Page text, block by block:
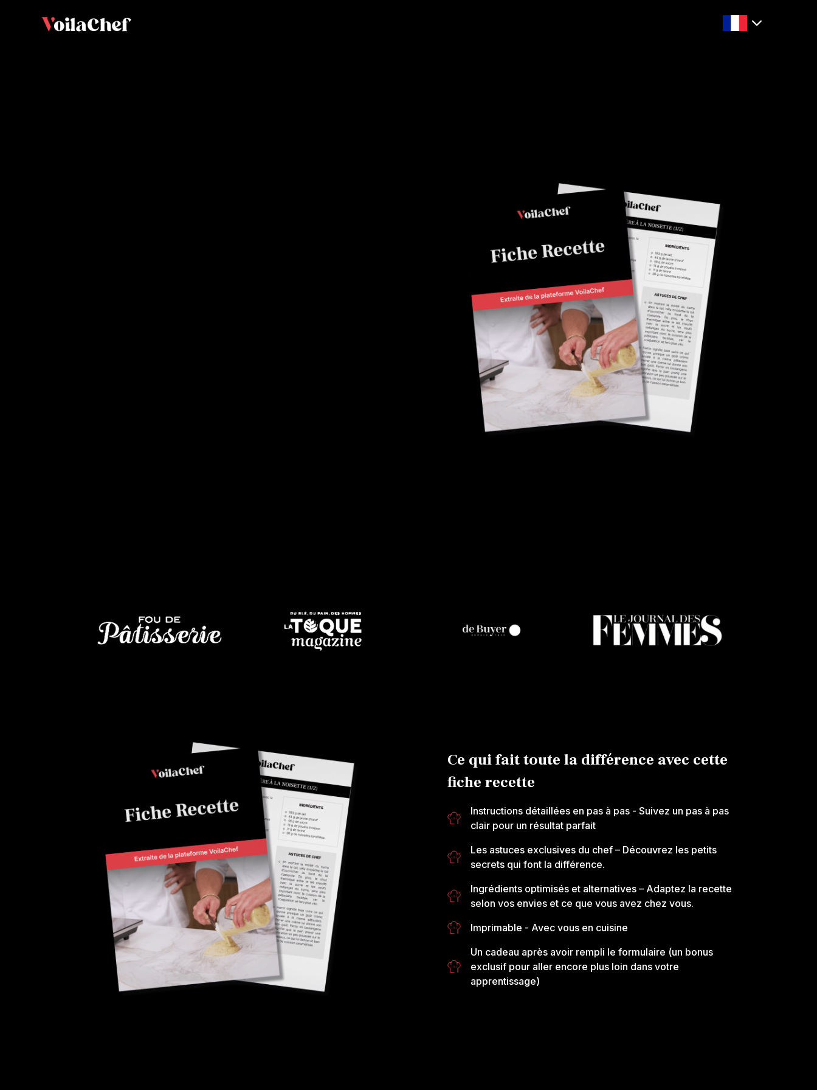
Ce qui fait toute la différence avec cette
fiche recette
Instructions détaillées en pas à pas - Suivez un pas à pas
clair pour un résultat parfait
Les astuces exclusives du chef – Découvrez les petits
secrets qui font la différence.
Ingrédients optimisés et alternatives – Adaptez la recette
selon vos envies et ce que vous avez chez vous.
Imprimable - Avec vous en cuisine
Un cadeau après avoir rempli le formulaire (un bonus
exclusif pour aller encore plus loin dans votre
apprentissage)